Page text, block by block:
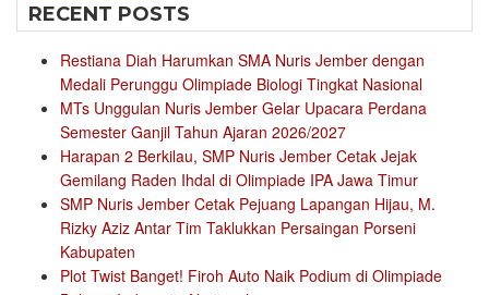
RECENT POSTS
Restiana Diah Harumkan SMA Nuris Jember dengan
Medali Perunggu Olimpiade Biologi Tingkat Nasional
MTs Unggulan Nuris Jember Gelar Upacara Perdana
Semester Ganjil Tahun Ajaran 2026/2027
Harapan 2 Berkilau, SMP Nuris Jember Cetak Jejak
Gemilang Raden Ihdal di Olimpiade IPA Jawa Timur
SMP Nuris Jember Cetak Pejuang Lapangan Hijau, M.
Rizky Aziz Antar Tim Taklukkan Persaingan Porseni
Kabupaten
Plot Twist Banget! Firoh Auto Naik Podium di Olimpiade